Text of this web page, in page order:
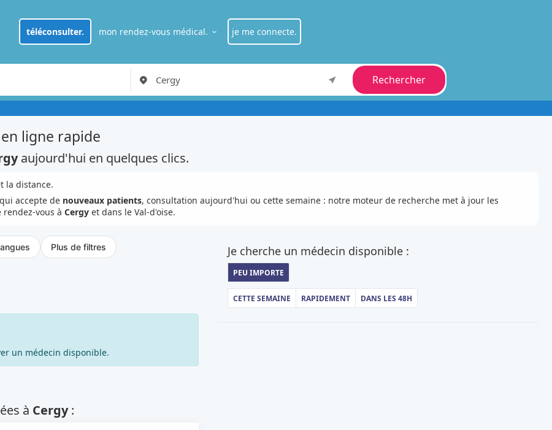
téléconsulter. mon rendez-vous médical. je me connecte.
Rechercher
ligne rapide
aujourd'hui en quelques clics.
la distance.
accepte de nouveaux patients, consultation aujourd'hui ou cette semaine : notre moteur de recherche met à jour les
vous à Cergyet dans le Val-d'oise.
Plus de filtres
un médecin disponible.
à Cergy:
Je cherche un médecin disponible :
PEU IMPORTE
CETTE SEMAINE RAPIDEMENT DANS LES 48H